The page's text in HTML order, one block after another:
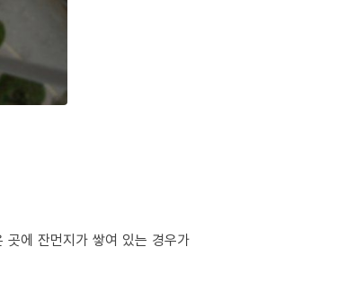
곳에 잔먼지가 쌓여 있는 경우가